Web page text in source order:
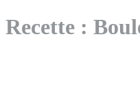
Recette :